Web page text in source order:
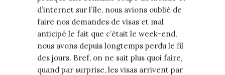
d’internet sur l’île, nous avions oublié de
faire nos demandes de visas et mal
anticipé le fait que c’était le week-end,
nous avons depuis longtemps perdu le fil
des jours. Bref, on ne sait plus quoi faire,
quand par surprise, les visas arrivent par